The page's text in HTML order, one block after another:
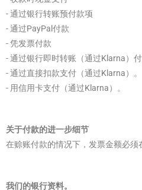
- 通过银行转账预付款项
- 通过PayPal付款
- 凭发票付款
- 通过银行即时转账（通过Klarna）
- 通过直接扣款支付（通过Klarna）。
- 用信用卡支付（通过Klarna）。
关于付款的进一步细节
在赊账付款的情况下，发票金额必须
我们的银行资料。